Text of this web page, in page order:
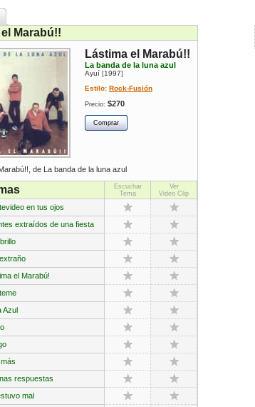
Marabú!!
Lástima el Marabú!!
La banda de la luna azul
Ayuí [1997]
Estilo: Rock-Fusión
Precio: $270
de La banda de la luna azul
Escuchar
Tema
Ver
Video Clip
en tus ojos
extraídos de una fiesta
el Marabú!
Azul
respuestas
mal